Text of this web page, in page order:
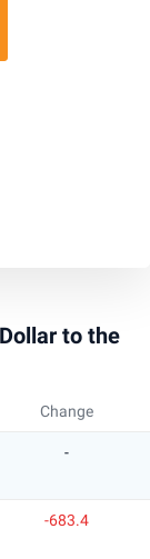
to the
Change
-
-683.4